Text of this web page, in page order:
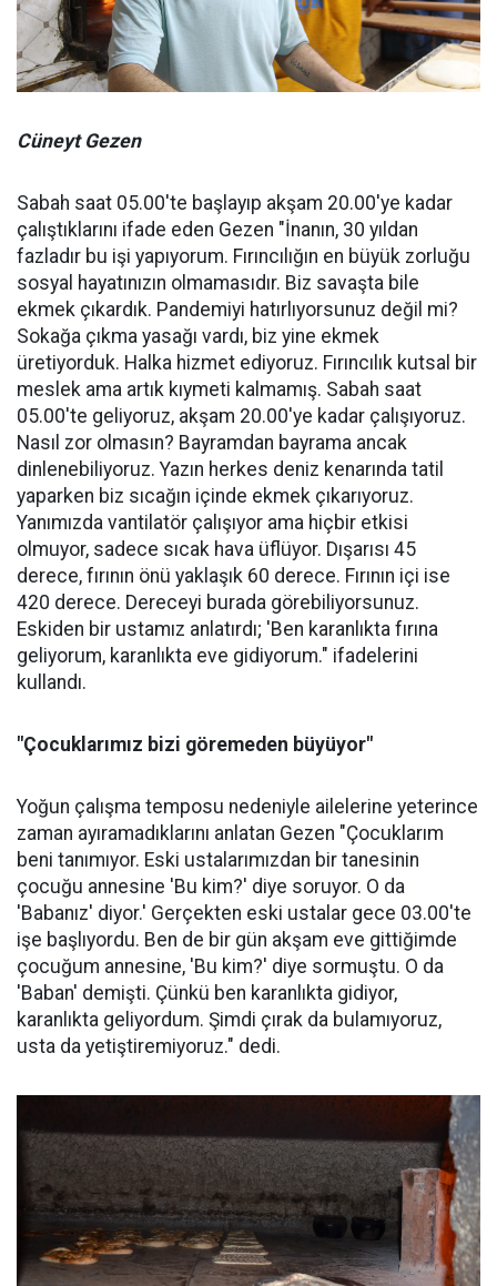
Cüneyt Gezen
Sabah saat 05.00'te başlayıp akşam 20.00'ye kadar
çalıştıklarını ifade eden Gezen "İnanın, 30 yıldan
fazladır bu işi yapıyorum. Fırıncılığın en büyük zorluğu
sosyal hayatınızın olmamasıdır. Biz savaşta bile
ekmek çıkardık. Pandemiyi hatırlıyorsunuz değil mi?
Sokağa çıkma yasağı vardı, biz yine ekmek
üretiyorduk. Halka hizmet ediyoruz. Fırıncılık kutsal bir
meslek ama artık kıymeti kalmamış. Sabah saat
05.00'te geliyoruz, akşam 20.00'ye kadar çalışıyoruz.
Nasıl zor olmasın? Bayramdan bayrama ancak
dinlenebiliyoruz. Yazın herkes deniz kenarında tatil
yaparken biz sıcağın içinde ekmek çıkarıyoruz.
Yanımızda vantilatör çalışıyor ama hiçbir etkisi
olmuyor, sadece sıcak hava üflüyor. Dışarısı 45
derece, fırının önü yaklaşık 60 derece. Fırının içi ise
420 derece. Dereceyi burada görebiliyorsunuz.
Eskiden bir ustamız anlatırdı; 'Ben karanlıkta fırına
geliyorum, karanlıkta eve gidiyorum." ifadelerini
kullandı.
"Çocuklarımız bizi göremeden büyüyor"
Yoğun çalışma temposu nedeniyle ailelerine yeterince
zaman ayıramadıklarını anlatan Gezen "Çocuklarım
beni tanımıyor. Eski ustalarımızdan bir tanesinin
çocuğu annesine 'Bu kim?' diye soruyor. O da
'Babanız' diyor.' Gerçekten eski ustalar gece 03.00'te
işe başlıyordu. Ben de bir gün akşam eve gittiğimde
çocuğum annesine, 'Bu kim?' diye sormuştu. O da
'Baban' demişti. Çünkü ben karanlıkta gidiyor,
karanlıkta geliyordum. Şimdi çırak da bulamıyoruz,
usta da yetiştiremiyoruz." dedi.